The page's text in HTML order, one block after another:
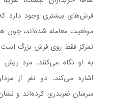
فرش‌های بیشتری وجود دارد که
موفقیت معامله شده‌اند، چون
تمرکز فقط روی فرش بزرگ است.
به او نگاه می‌کنند. مرد
اشاره می‌کند. دو نفر از
سرشان ضربدری کرده‌اند و